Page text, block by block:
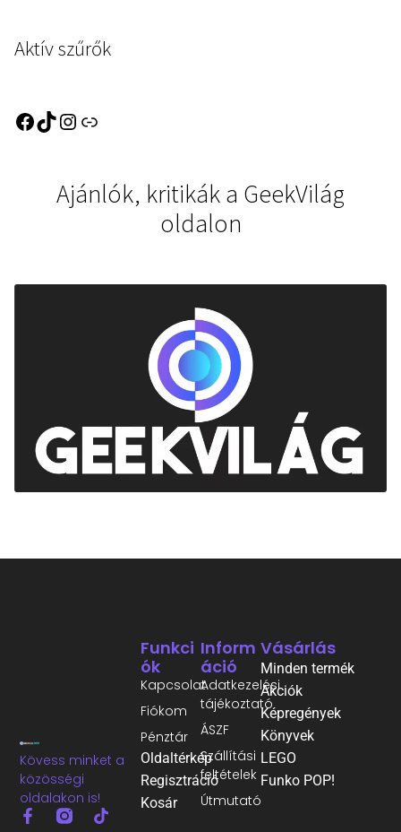
Aktív szűrők
Ajánlók, kritikák a GeekVilág
oldalon
Kövess minket a
közösségi
oldalakon is!
Inform
Áció
Adatkezelési
tájékoztató
ÁSZF
Szállítási
feltételek
Útmutató
Funkci
Ók
Kapcsolat
Fiókom
Pénztár
Oldaltérkép
Regisztráció
Kosár
Vásárlás
Minden termék
Akciók
Képregények
Könyvek
LEGO
Funko POP!